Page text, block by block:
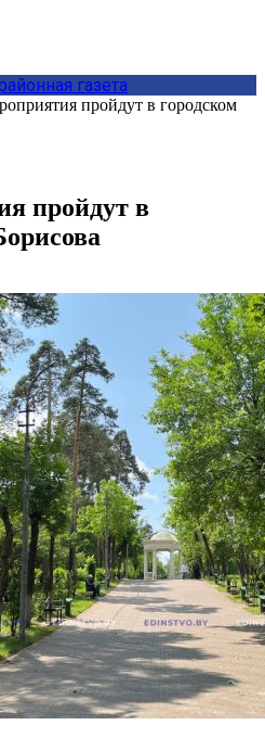
газета
пройдут в городском
пройдут в